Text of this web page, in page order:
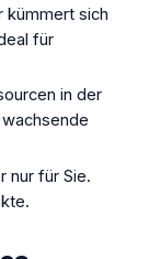
kümmert sich
für
in der
nur für Sie.